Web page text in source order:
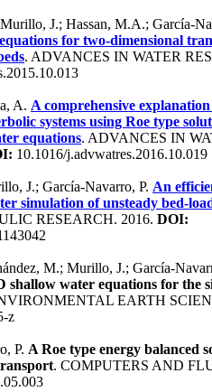
J.; Hassan, M.A.; García-
for two-dimensional
. ADVANCES IN WATER
A. A comprehensive
systems using Roe type
equations. ADVANCES IN
10.1016/j.advwatres.2016.10.019
J.; García-Navarro, P. An
simulation of unsteady bed-
RESEARCH. 2016. DOI:
M.; Murillo, J.; García-
shallow water equations for the
EARTH
z
P. A Roe type energy balanced
. COMPUTERS AND